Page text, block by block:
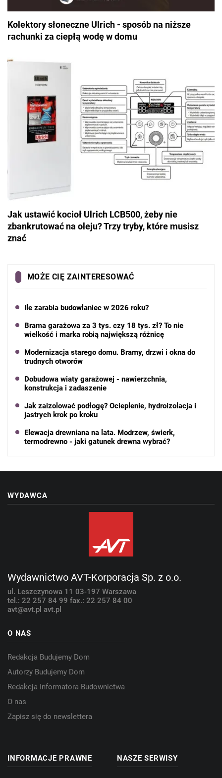
Kolektory słoneczne Ulrich - sposób na niższe
rachunki za ciepłą wodę w domu
Jak ustawić kocioł Ulrich LCB500, żeby nie
zbankrutować na oleju? Trzy tryby, które musisz
znać
MOŻE CIĘ ZAINTERESOWAĆ
Ile zarabia budowlaniec w 2026 roku?
Brama garażowa za 3 tys. czy 18 tys. zł? To nie
wielkość i marka robią największą różnicę
Modernizacja starego domu. Bramy, drzwi i okna do
trudnych otworów
Dobudowa wiaty garażowej - nawierzchnia,
konstrukcja i zadaszenie
Jak zaizolować podłogę? Ocieplenie, hydroizolacja i
jastrych krok po kroku
Elewacja drewniana na lata. Modrzew, świerk,
termodrewno - jaki gatunek drewna wybrać?
WYDAWCA
Wydawnictwo AVT-Korporacja Sp. z o.o.
ul. Leszczynowa 11 03-197 Warszawa
tel.: 22 257 84 99 fax.: 22 257 84 00
avt@avt.pl avt.pl
O NAS
Redakcja Budujemy Dom
Autorzy Budujemy Dom
Redakcja Informatora Budownictwa
O nas
Zapisz się do newslettera
INFORMACJE PRAWNE NASZE SERWISY